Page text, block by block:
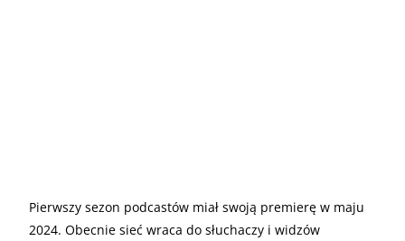
Pierwszy sezon podcastów miał swoją premierę w maju
2024. Obecnie sieć wraca do słuchaczy i widzów